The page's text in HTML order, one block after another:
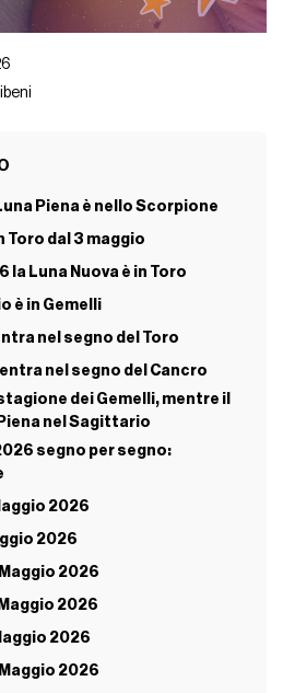
Piena è nello Scorpione
dal 3 maggio
la Luna Nuova è in Toro
è in Gemelli
nel segno del Toro
nel segno del Cancro
dei Gemelli, mentre il
nel Sagittario
segno per segno:
2026
2026
2026
2026
2026
2026